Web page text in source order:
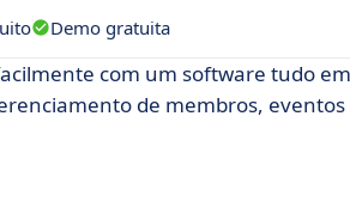
Demo gratuita
com um software tudo em
de membros, eventos